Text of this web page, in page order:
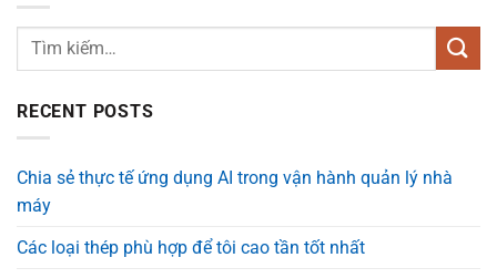
RECENT POSTS
Chia sẻ thực tế ứng dụng AI trong vận hành quản lý nhà
máy
Các loại thép phù hợp để tôi cao tần tốt nhất